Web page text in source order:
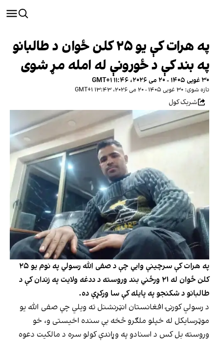
په هرات کې یو ۲۵ کلن ځوان د طالبانو
په بند کې د ځورونې له امله مړ شوی
۳۰ غویی ۱۴۰۵ - ۲۰ می ۲۰۲۶، ۱۱:۴۶ GMT+۱
تازه شوی: ۳۰ غویی ۱۴۰۵ - ۲۰ می ۲۰۲۶، ۱۳:۴۳ GMT+۱
شریک کول
په هرات کې سرچینې وایي چې د صفی الله رسولي په نوم یو ۲۵
کلن ځوان له ۲۱ ورځني بند وروسته د ددغه ولایت په زندان کې د
طالبانو د شکنجو په پایله کې سا ورکړې ده.
د رسولي کورنۍ افغانستان انټرنشنل ته ویلي چې صفی الله یو
موټرسايکل له خپلو ملګرو څخه بې سنده اخیستی و، خو
وروسته بل کس د اسنادو په وړاندې کولو سره د مالکیت دعوه